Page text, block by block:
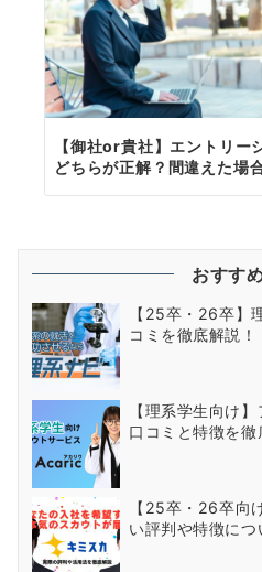
【御社or貴社】エントリー
どちらが正解？間違えた場
おすす
【25卒・26卒】
コミを徹底解説！
【理系学生向け
口コミと特徴を徹
【25卒・26卒向
い評判や特徴につ